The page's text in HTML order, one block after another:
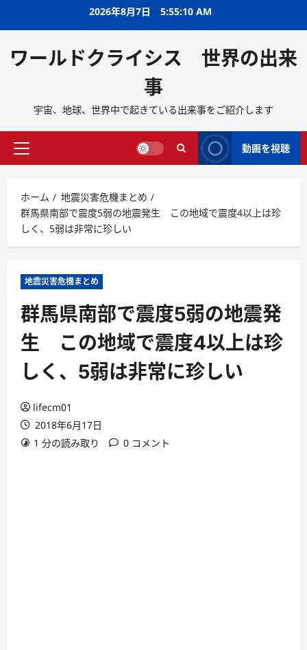
2026年8月7日 5:55:11 AM
ワールドクライシス 世界の出来
事
宇宙、地球、世界中で起きている出来事をご紹介します
動画を視聴
ホーム
地震災害危機まとめ
群馬県南部で震度5弱の地震発生 この地域で震度4以上は珍
しく、5弱は非常に珍しい
地震災害危機まとめ
群馬県南部で震度5弱の地震発
生 この地域で震度4以上は珍
しく、5弱は非常に珍しい
lifecm01
2018年6月17日
1 分の読み取り
0 コメント